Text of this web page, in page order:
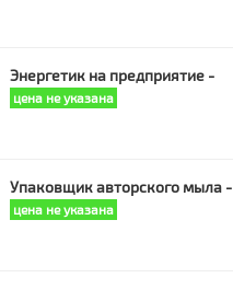
Энергетик на предприятие -
цена не указана
Упаковщик авторского мыла -
цена не указана